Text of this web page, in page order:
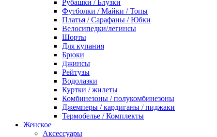
Рубашки / Блузки
Футболки / Майки / Топы
Платья / Сарафаны / Юбки
Велосипедки/легинсы
Шорты
Для купания
Брюки
Джинсы
Рейтузы
Водолазки
Куртки / жилеты
Комбинезоны / полукомбинезоны
Джемперы / кардиганы / пиджаки
Термобелье / Комплекты
Женское
Аксессуары